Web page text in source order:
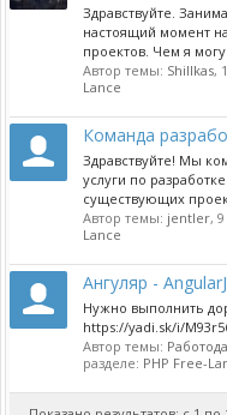
Здравствуйте.
настоящий момент
проектов. Чем я
Автор темы: Shillkas,
Lance
Команда
Здравствуйте! Мы
услуги по
существующих
Автор темы: jentler,
Lance
Ангуляр -
Нужно выполнить
https://yadi.sk/i/
Автор темы:
разделе: PHP Free-